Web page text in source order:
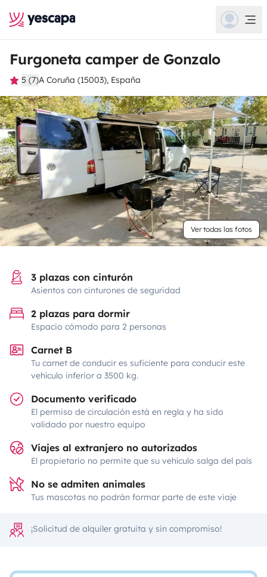
Furgoneta camper de Gonzalo
5 (7)A Coruña (15003), España
Ver todas las fotos
3 plazas con cinturón
Asientos con cinturones de seguridad
2 plazas para dormir
Espacio cómodo para 2 personas
Carnet B
Tu carnet de conducir es suficiente para conducir este
vehículo inferior a 3500 kg.
Documento verificado
El permiso de circulación está en regla y ha sido
validado por nuestro equipo
Viajes al extranjero no autorizados
El propietario no permite que su vehículo salga del país
No se admiten animales
Tus mascotas no podrán formar parte de este viaje
¡Solicitud de alquiler gratuita y sin compromiso!